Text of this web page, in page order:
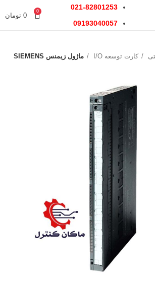
021-82801253
09193040057
0
0 تومان
کارت توسعه I/O ماژول زیمنس SIEMENS